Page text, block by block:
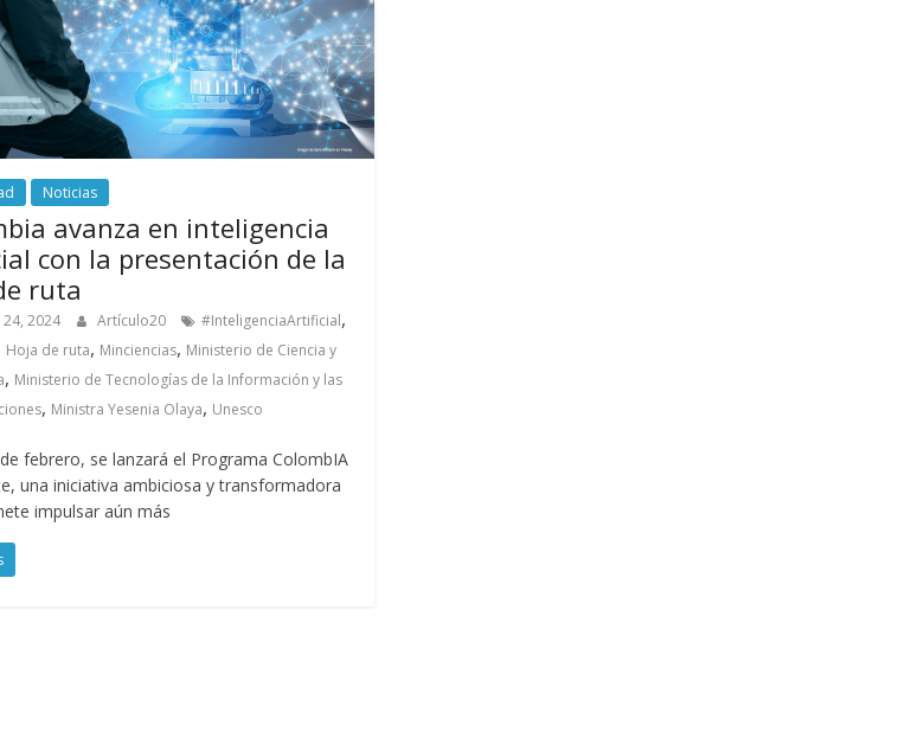
Noticias
avanza en inteligencia
con la presentación de la
ruta
2024 Artículo20 #InteligenciaArtificial,
Hoja de ruta, Minciencias, Ministerio de Ciencia y
, Ministerio de Tecnologías de la Información y las
, Ministra Yesenia Olaya, Unesco
febrero, se lanzará el Programa ColombIA
una iniciativa ambiciosa y transformadora
impulsar aún más